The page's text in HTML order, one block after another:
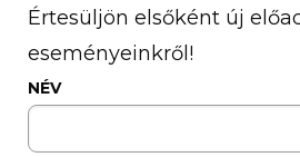
Értesüljön elsőként új
eseményeinkről!
NÉV